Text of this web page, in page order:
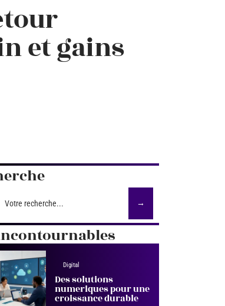
et gains
Digital
Des solutions
numeriques pour une
croissance durable